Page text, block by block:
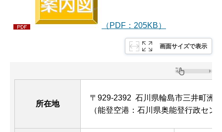
（PDF：205KB）
画面サイズで表示
所在地
〒929-2392 石川県輪島市三井町洲
（能登空港：石川県奥能登行政セン